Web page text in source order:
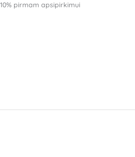
pirmam apsipirkimui